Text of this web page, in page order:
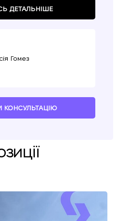
ДЕТАЛЬНІШЕ
Гомез
КОНСУЛЬТАЦІЮ